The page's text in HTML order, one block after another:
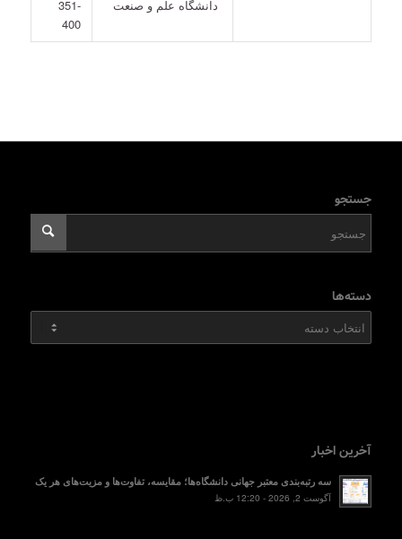
دانشگاه علم و صنعت
351-
400
جستجو
دسته‌ها
آخرین اخبار
سه رتبه‌بندی معتبر جهانی دانشگاه‌ها؛ مقایسه، تفاوت‌ها و مزیت‌های هر یک
آگوست 2, 2026 - 12:20 ب.ظ